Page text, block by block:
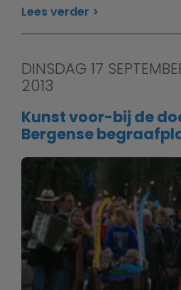
Lees verder
DINSDAG 17
2013
Kunst voor-bij de
Bergense